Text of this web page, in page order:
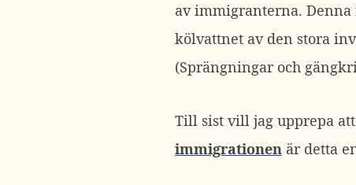
av immigranterna.
kölvattnet av den stora
(Sprängningar och
Till sist vill jag upprepa
immigrationen är detta